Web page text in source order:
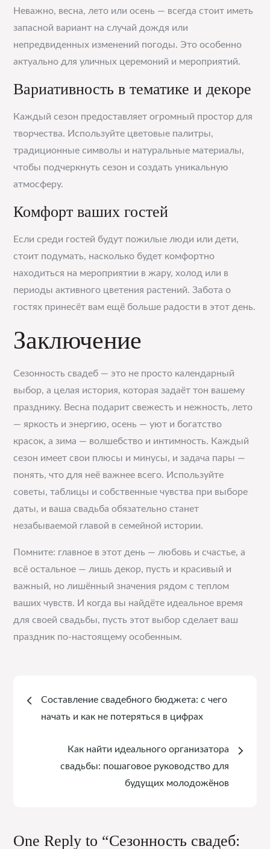
Неважно, весна, лето или осень — всегда стоит иметь
запасной вариант на случай дождя или
непредвиденных изменений погоды. Это особенно
актуально для уличных церемоний и мероприятий.
Вариативность в тематике и декоре
Каждый сезон предоставляет огромный простор для
творчества. Используйте цветовые палитры,
традиционные символы и натуральные материалы,
чтобы подчеркнуть сезон и создать уникальную
атмосферу.
Комфорт ваших гостей
Если среди гостей будут пожилые люди или дети,
стоит подумать, насколько будет комфортно
находиться на мероприятии в жару, холод или в
периоды активного цветения растений. Забота о
гостях принесёт вам ещё больше радости в этот день.
Заключение
Сезонность свадеб — это не просто календарный
выбор, а целая история, которая задаёт тон вашему
празднику. Весна подарит свежесть и нежность, лето
— яркость и энергию, осень — уют и богатство
красок, а зима — волшебство и интимность. Каждый
сезон имеет свои плюсы и минусы, и задача пары —
понять, что для неё важнее всего. Используйте
советы, таблицы и собственные чувства при выборе
даты, и ваша свадьба обязательно станет
незабываемой главой в семейной истории.
Помните: главное в этот день — любовь и счастье, а
всё остальное — лишь декор, пусть и красивый и
важный, но лишённый значения рядом с теплом
ваших чувств. И когда вы найдёте идеальное время
для своей свадьбы, пусть этот выбор сделает ваш
праздник по-настоящему особенным.
Навигация
записям
Составление свадебного бюджета: с чего
начать и как не потеряться в цифрах
Как найти идеального организатора
свадьбы: пошаговое руководство для
будущих молодожёнов
One Reply to “Сезонность свадеб: